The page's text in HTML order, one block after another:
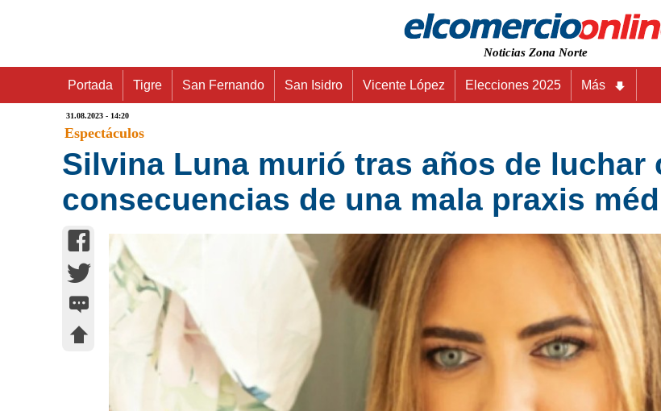
Noticias Zona Norte
Portada Tigre San Fernando San Isidro Vicente López Elecciones 2025 Más
31.08.2023 - 14:20
Espectáculos
Silvina Luna murió tras años de luchar
consecuencias de una mala praxis